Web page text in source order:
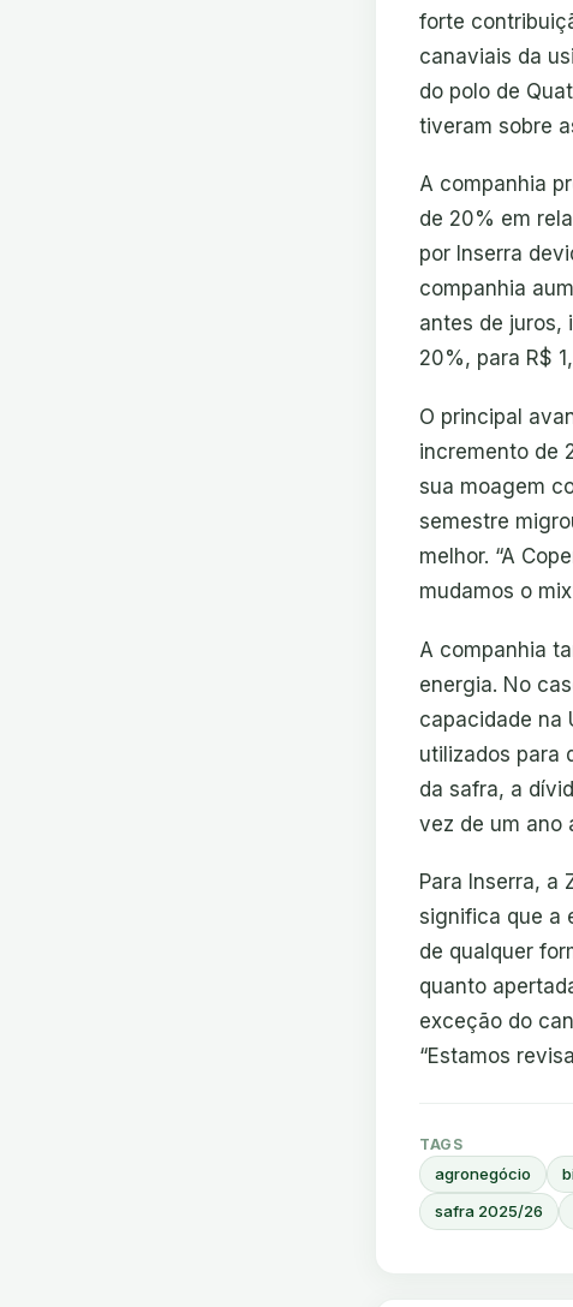
forte
canaviais da
do polo de
tiveram sobre
A companhia
de 20% em
por Inserra
companhia
antes de juros,
20%, para R$
O principal
incremento de
sua moagem
semestre
melhor. “A
mudamos o
A companhia
energia. No
capacidade na
utilizados para
da safra, a
vez de um ano
Para Inserra, a
significa que a
de qualquer
quanto
exceção do
“Estamos
TAGS
agronegócio
safra 2025/26